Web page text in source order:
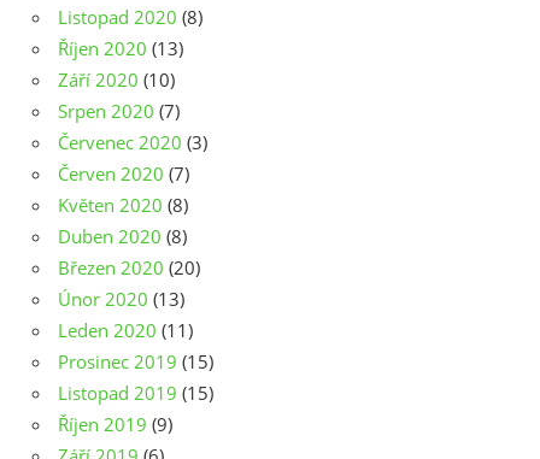
Listopad 2020 (8)
Říjen 2020 (13)
Září 2020 (10)
Srpen 2020 (7)
Červenec 2020 (3)
Červen 2020 (7)
Květen 2020 (8)
Duben 2020 (8)
Březen 2020 (20)
Únor 2020 (13)
Leden 2020 (11)
Prosinec 2019 (15)
Listopad 2019 (15)
Říjen 2019 (9)